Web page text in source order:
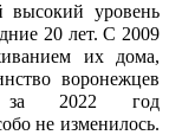
высокий уровень
20 лет. С 2009
их дома,
воронежцев
2022 год
не изменилось.